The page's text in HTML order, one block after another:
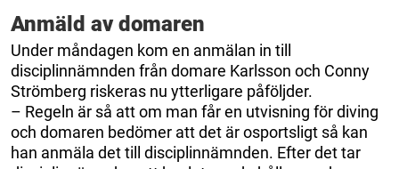
Anmäld av domaren
Under måndagen kom en anmälan in till
disciplinnämnden från domare Karlsson och Conny
Strömberg riskeras nu ytterligare påföljder.
– Regeln är så att om man får en utvisning för diving
och domaren bedömer att det är osportsligt så kan
han anmäla det till disciplinnämnden. Efter det tar